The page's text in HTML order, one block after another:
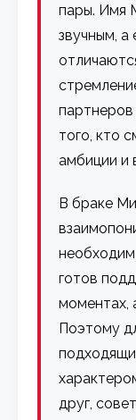
пары. Имя
звучным, а
того, кто
амбиции и
В браке
готов
моментах,
Поэтому
друг,